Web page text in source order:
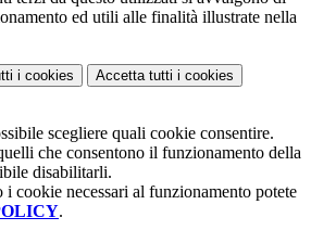
ed utili alle finalità illustrate nella
i cookies Accetta tutti i cookies
scegliere quali cookie consentire.
che consentono il funzionamento della
disabilitarli.
i cookie necessari al funzionamento potete
.